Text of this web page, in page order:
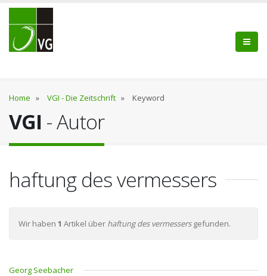
Home » VGI - Die Zeitschrift » Keyword
VGI - Autor
haftung des vermessers
Wir haben 1 Artikel über haftung des vermessersgefunden.
Georg Seebacher